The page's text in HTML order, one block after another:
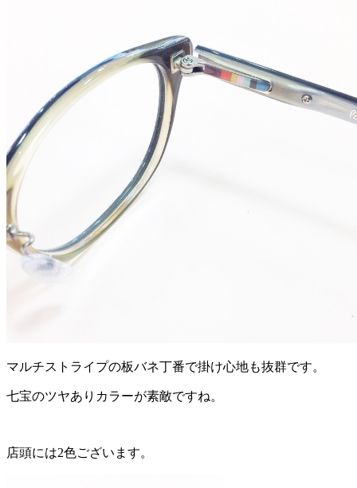
マルチストライプの板バネ丁番で掛け心地も抜群です。
七宝のツヤありカラーが素敵ですね。
店頭には2色ございます。